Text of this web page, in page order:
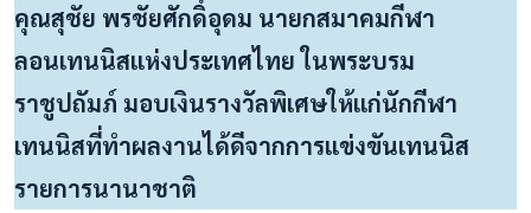
คุณสุชัย พรชัยศักดิ์อุดม นายกสมาคมกีฬา
ลอนเทนนิสแห่งประเทศไทย ในพระบรม
ราชูปถัมภ์ มอบเงินรางวัลพิเศษให้แก่นักกีฬา
เทนนิสที่ทำผลงานได้ดีจากการแข่งขันเทนนิส
รายการนานาชาติ